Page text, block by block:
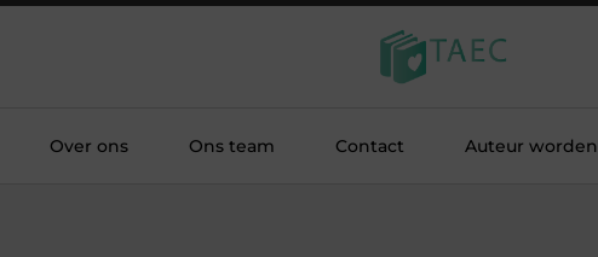
Over ons Ons team Contact Auteur worden